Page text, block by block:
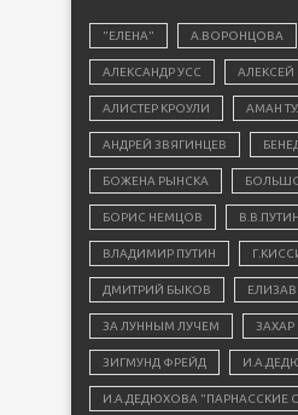
"ЕЛЕНА" А.ВОРОНЦОВА
АЛЕКСАНДР УСС
АЛИСТЕР КРОУЛИ АМАН
АНДРЕЙ ЗВЯГИНЦЕВ
БОЖЕНА РЫНСКА
БОРИС НЕМЦОВ В.В.ПУТИН
ВЛАДИМИР ПУТИН
ДМИТРИЙ БЫКОВ
ЗА ЛУННЫМ ЛУЧЕМ
ЗИГМУНД ФРЕЙД
И.А.ДЕДЮХОВА "ПАРНАССКИЕ